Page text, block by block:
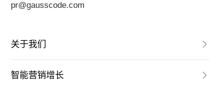
pr@gausscode.com
关于我们
智能营销增长